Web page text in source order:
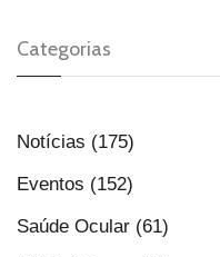
Categorias
Notícias (175)
Eventos (152)
Saúde Ocular (61)